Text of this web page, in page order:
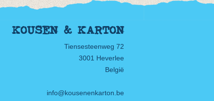
KOUSEN & KARTON
Tiensesteenweg 72
3001 Heverlee
België
info@kousenenkarton.be